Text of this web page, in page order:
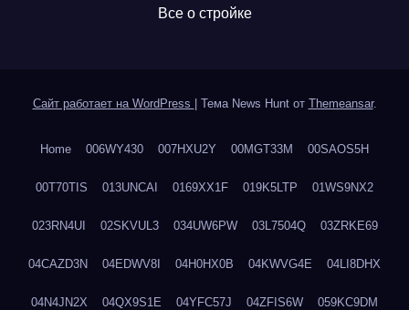
Все о стройке
Сайт работает на WordPress Тема News Hunt от Themeansar.
Home 006WY430 007HXU2Y 00MGT33M 00SAOS5H
00T70TIS 013UNCAI 0169XX1F 019K5LTP 01WS9NX2
023RN4UI 02SKVUL3 034UW6PW 03L7504Q 03ZRKE69
04CAZD3N 04EDWV8I 04H0HX0B 04KWVG4E 04LI8DHX
04N4JN2X 04QX9S1E 04YFC57J 04ZFIS6W 059KC9DM